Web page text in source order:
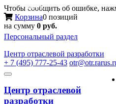
Чтобы сообщить об ошибке,
Корзина0 позиций
на сумму 0 руб.
Персональный раздел
Центр отраслевой разработки
+ 7 (495) 777-25-43
Toggle
Меню
Центр отраслевой
разработки